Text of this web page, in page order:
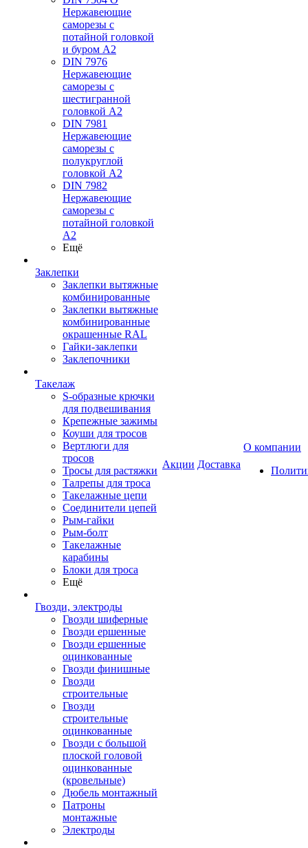
Нержавеющие
саморезы с
потайной головкой
и буром А2
DIN 7976
Нержавеющие
саморезы с
шестигранной
головкой А2
DIN 7981
Нержавеющие
саморезы с
полукруглой
головкой А2
DIN 7982
Нержавеющие
саморезы с
потайной головкой
А2
Ещё
Заклепки
Заклепки вытяжные
комбинированные
Заклепки вытяжные
комбинированные
окрашенные RAL
Гайки-заклепки
Заклепочники
Такелаж
S-образные крючки
для подвешивания
Крепежные зажимы
Коуши для тросов
Вертлюги для
тросов
Тросы для растяжки
Талрепы для троса
Такелажные цепи
Соединители цепей
Рым-гайки
Рым-болт
Такелажные
карабины
Блоки для троса
Ещё
Гвозди, электроды
Гвозди шиферные
Гвозди ершенные
Гвозди ершенные
оцинкованные
Гвозди финишные
Гвозди
строительные
Гвозди
строительные
оцинкованные
Гвозди с большой
плоской головой
оцинкованные
(кровельные)
Дюбель монтажный
Патроны
монтажные
Электроды
Акции Доставка
О компании